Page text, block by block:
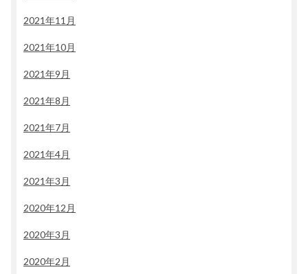
2021年11月
2021年10月
2021年9月
2021年8月
2021年7月
2021年4月
2021年3月
2020年12月
2020年3月
2020年2月